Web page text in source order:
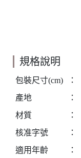
規格說明
包裝尺寸(cm) ：
產地
：
材質
：
核准字號
：
適用年齡
：